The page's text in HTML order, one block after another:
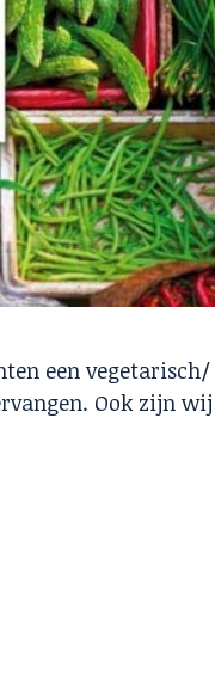
een vegetarisch/
Ook zijn wij